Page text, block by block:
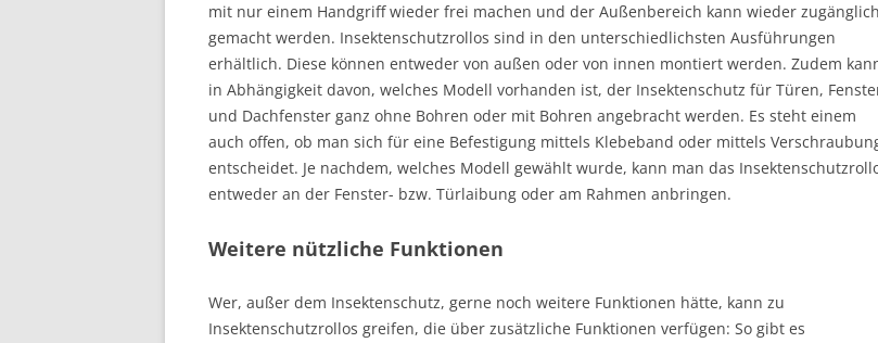
mit nur einem Handgriff wieder frei machen und der Außenbereich kann wieder zugänglich
gemacht werden. Insektenschutzrollos sind in den unterschiedlichsten Ausführungen
erhältlich. Diese können entweder von außen oder von innen montiert werden. Zudem
in Abhängigkeit davon, welches Modell vorhanden ist, der Insektenschutz für Türen,
und Dachfenster ganz ohne Bohren oder mit Bohren angebracht werden. Es steht einem
auch offen, ob man sich für eine Befestigung mittels Klebeband oder mittels
entscheidet. Je nachdem, welches Modell gewählt wurde, kann man das
entweder an der Fenster- bzw. Türlaibung oder am Rahmen anbringen.
Weitere nützliche Funktionen
Wer, außer dem Insektenschutz, gerne noch weitere Funktionen hätte, kann zu
Insektenschutzrollos greifen, die über zusätzliche Funktionen verfügen: So gibt es